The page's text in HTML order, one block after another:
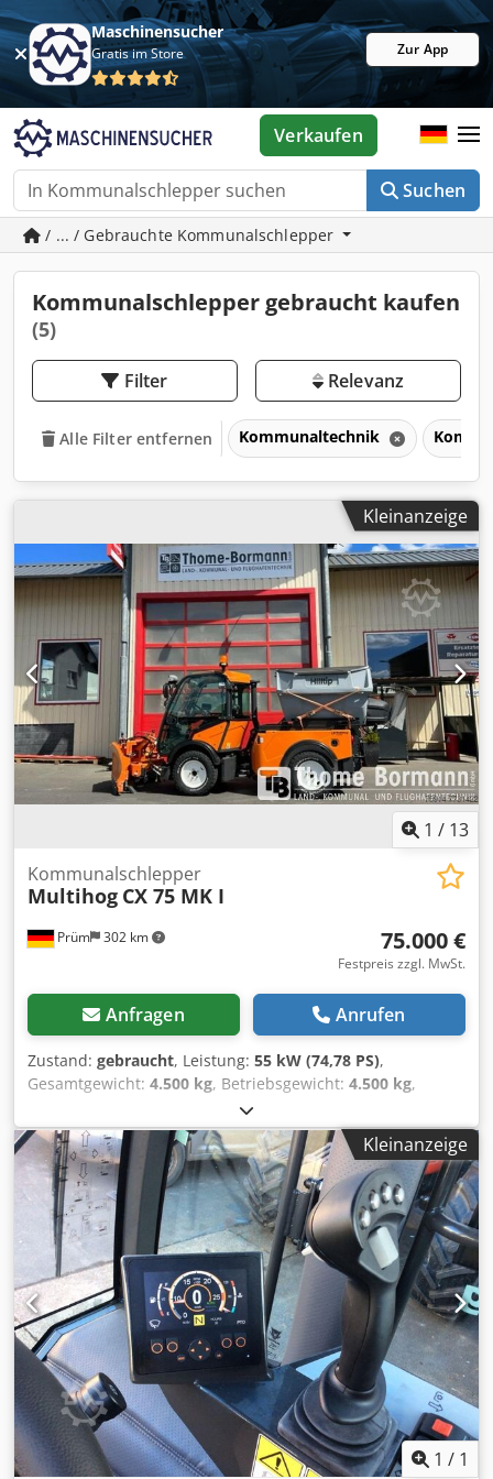
Maschinensucher
Gratis im Store Zur App
Suchen
Verkaufen
/ ... / Gebrauchte Kommunalschlepper
Kommunalschlepper gebraucht kaufen
(5)
Filter Relevanz
Alle Filter entfernen Kommunaltechnik
Kleinanzeige
1 / 13
Prüm 302 km
Kommunalschlepper
Multihog CX 75 MK I
75.000 €
Festpreis zzgl. MwSt.
Anfragen Anrufen
Zustand: gebraucht, Leistung: 55 kW (74,78 PS),
Gesamtgewicht: 4.500 kg, Betriebsgewicht: 4.500 kg,
2 kg, Leergewicht:
Baujahr:2019, Betriebsstunden:229 h,
Höchstgeschwindigkeit:50 km/h, Betriebsstunden:229,
Motortyp:TIER 4 final,
Erstzulassung:08.11.2021_____Mulithog CX 75 inkl.
AnbautenSchneepflug und Streuer -
WinterdiensteinheitGrundausstattung:- 75 PS (55,4 KW)-
2,2 l Deutz 3-Zylinder-Dieselmotor der Stufe 5- Großzügige
Fahrerkabine mit Heizung und Klimaanlage- Luftgefederter
Fahrersitz mit hoher Rückenlehne und 3-Punkt-
Sicherheitsgurt- Klimaanlage - Oben montierte
Straßenbeleuchtung - Temperaturabhängiger
hydraulischer Kühlventilator mit variabler Geschwindigkeit
- Permanenter Allradantrieb mit formschlüssiger
Antriebssperre 3-Punkt-Kraftheber vorne einschließlich
mechanischer Einstellung der Gestängedrehung und
Kleinanzeige
1 / 1